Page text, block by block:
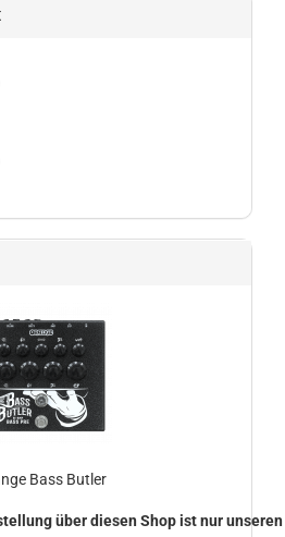
Bass Butler
über diesen Shop ist nur